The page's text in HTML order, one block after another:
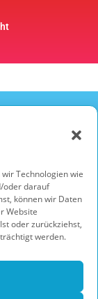
Technologien wie
oder darauf
können wir Daten
Website
oder zurückziehst,
werden.